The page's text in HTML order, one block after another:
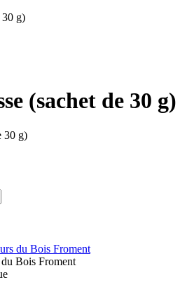
30 g)
(sachet de 30 g)
du Bois Froment
Bois Froment